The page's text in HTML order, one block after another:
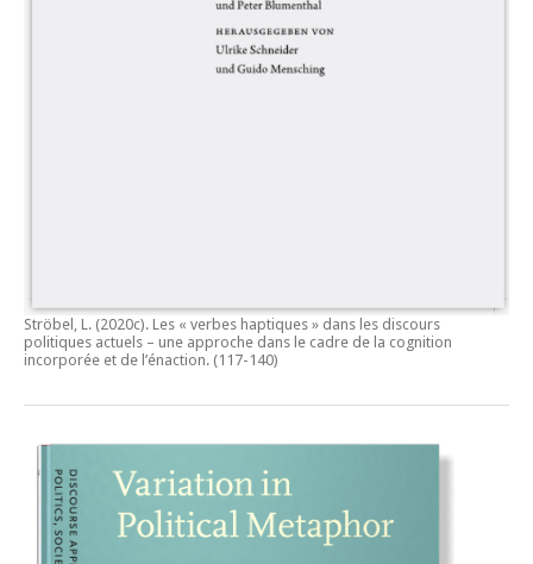
Ströbel, L. (2020c). Les « verbes haptiques » dans les discours
politiques actuels – une approche dans le cadre de la cognition
incorporée et de l’énaction. (117-140)